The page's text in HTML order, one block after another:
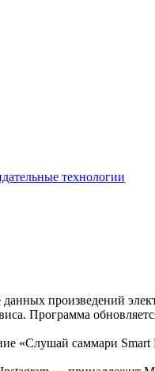
технологии
данных произведений
Программа
«Слушай саммари